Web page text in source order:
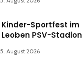
Kinder-Sportfest im
Leoben PSV-Stadion
5. August 2026